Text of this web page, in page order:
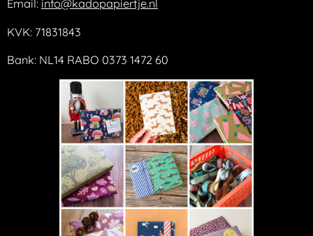
Email: info@kadopapiertje.nl
KVK: 71831843
Bank: NL14 RABO 0373 1472 60